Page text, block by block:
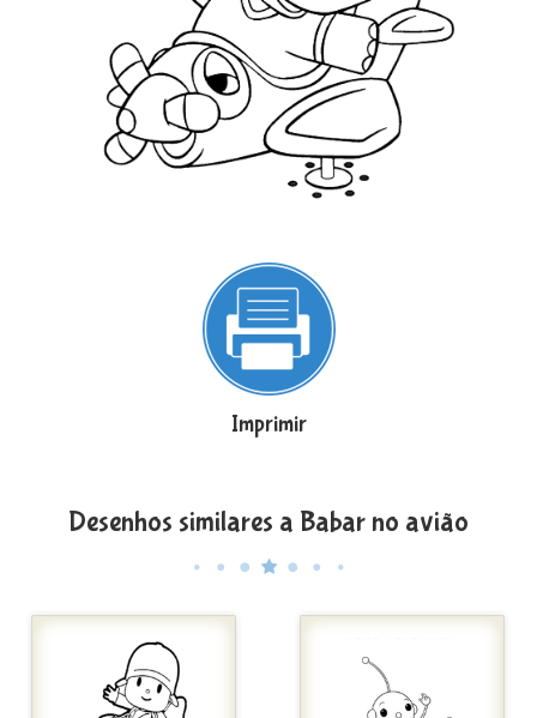
Imprimir
Desenhos similares a Babar no avião